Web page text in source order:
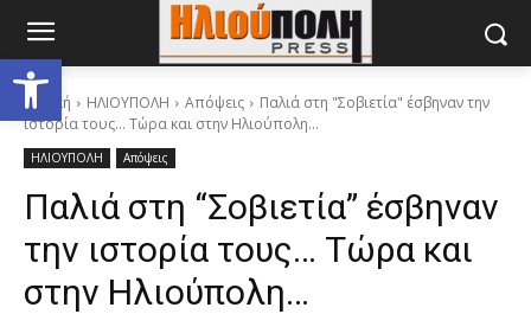
Ανοίξτε τη γραμμή εργαλείων
Αρχική ΗΛΙΟΥΠΟΛΗ Απόψεις
Παλιά στη "Σοβιετία" έσβηναν την
ιστορία τους… Τώρα και στην Ηλιούπολη...
ΗΛΙΟΥΠΟΛΗ Απόψεις
Παλιά στη “Σοβιετία” έσβηναν
την ιστορία τους… Τώρα και
στην Ηλιούπολη…